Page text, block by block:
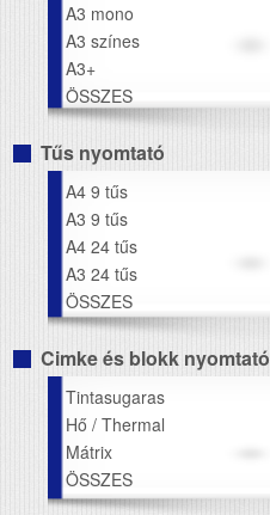
A3 mono
A3 színes
A3+
ÖSSZES
Tűs nyomtató
A4 9 tűs
A3 9 tűs
A4 24 tűs
A3 24 tűs
ÖSSZES
Cimke és blokk nyomtató
Tintasugaras
Hő / Thermal
Mátrix
ÖSSZES